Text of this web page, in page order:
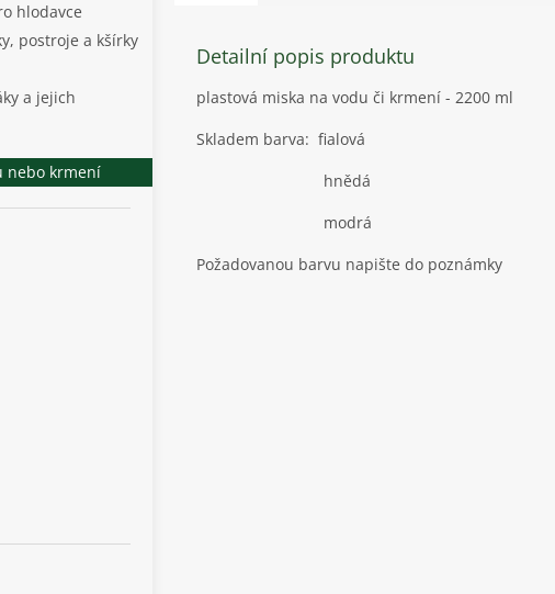
hlodavce
postroje a kšírky
a jejich
nebo krmení
Detailní popis produktu
plastová miska na vodu či krmení - 2200 ml
Skladem barva: fialová
hnědá
modrá
Požadovanou barvu napište do poznámky